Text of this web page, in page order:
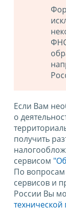
Если Вам
о
получить
сервисом
По
сервисов и
России Вы